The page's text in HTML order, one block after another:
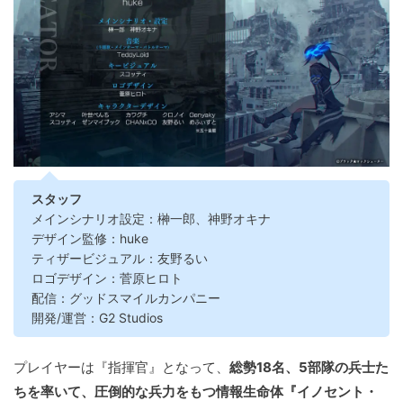
スタッフ
メインシナリオ設定：榊一郎、神野オキナ
デザイン監修：huke
ティザービジュアル：友野るい
ロゴデザイン：菅原ヒロト
配信：グッドスマイルカンパニー
開発/運営：G2 Studios
プレイヤーは『指揮官』となって、 総勢18名、5部隊の兵士た
ちを率いて、圧倒的な兵力をもつ情報生命体『イノセント・